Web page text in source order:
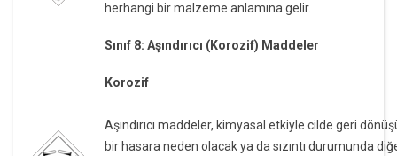
herhangi bir malzeme anlamına gelir.
Sınıf 8: Aşındırıcı (Korozif) Maddeler
Korozif
Aşındırıcı maddeler, kimyasal etkiyle cilde geri
bir hasara neden olacak ya da sızıntı durumunda